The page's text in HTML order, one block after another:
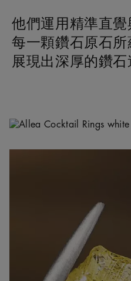
他們運用精準直
每一顆鑽石原石所
展現出深厚的鑽石